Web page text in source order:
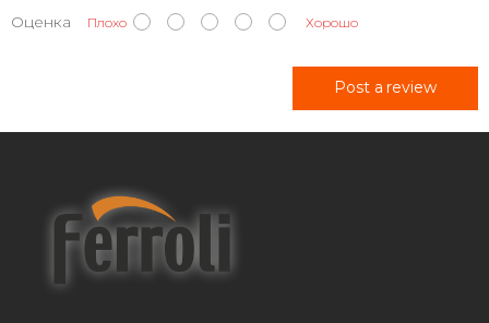
Оценка Плохо Хорошо
Post a review